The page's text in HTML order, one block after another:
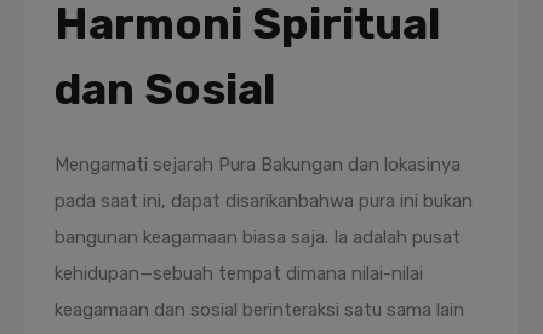
Harmoni Spiritual
dan Sosial
Mengamati sejarah Pura Bakungan dan lokasinya
pada saat ini, dapat disarikanbahwa pura ini bukan
bangunan keagamaan biasa saja. Ia adalah pusat
kehidupan—sebuah tempat dimana nilai-nilai
keagamaan dan sosial berinteraksi satu sama lain